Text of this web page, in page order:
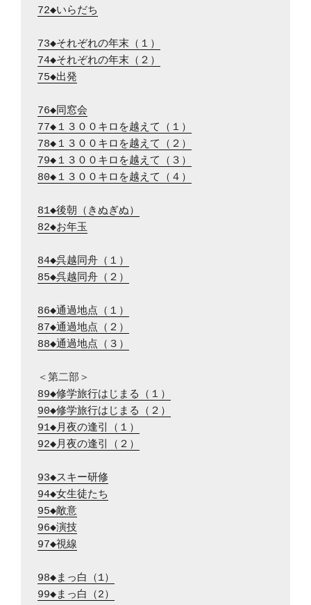
72◆いらだち
73◆それぞれの年末（１）
74◆それぞれの年末（２）
75◆出発
76◆同窓会
77◆１３００キロを越えて（１）
78◆１３００キロを越えて（２）
79◆１３００キロを越えて（３）
80◆１３００キロを越えて（４）
81◆後朝（きぬぎぬ）
82◆お年玉
84◆呉越同舟（１）
85◆呉越同舟（２）
86◆通過地点（１）
87◆通過地点（２）
88◆通過地点（３）
89◆修学旅行はじまる（１）
90◆修学旅行はじまる（２）
91◆月夜の逢引（１）
92◆月夜の逢引（２）
93◆スキー研修
94◆女生徒たち
95◆敵意
96◆演技
97◆視線
98◆まっ白（1）
99◆まっ白（2）